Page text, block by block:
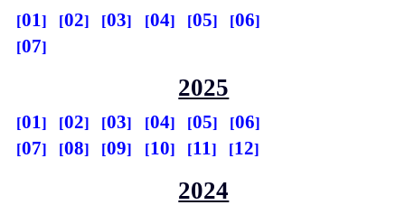
01 02 03 04 05
06
07
2025
01 02 03 04 05
06
07
08 09 10 11 12
2024